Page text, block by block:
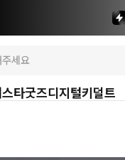
스타굿즈디지털키덜트